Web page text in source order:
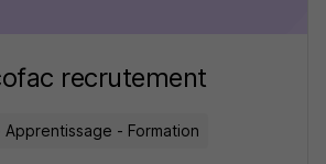
recrutement
Apprentissage - Formation